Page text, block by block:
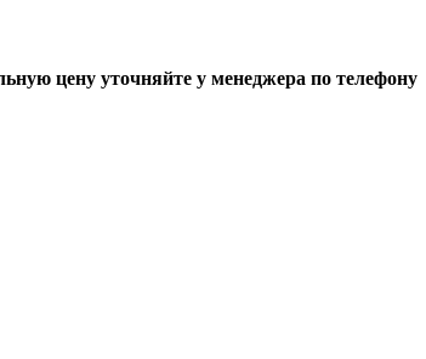
цену уточняйте у менеджера по телефону